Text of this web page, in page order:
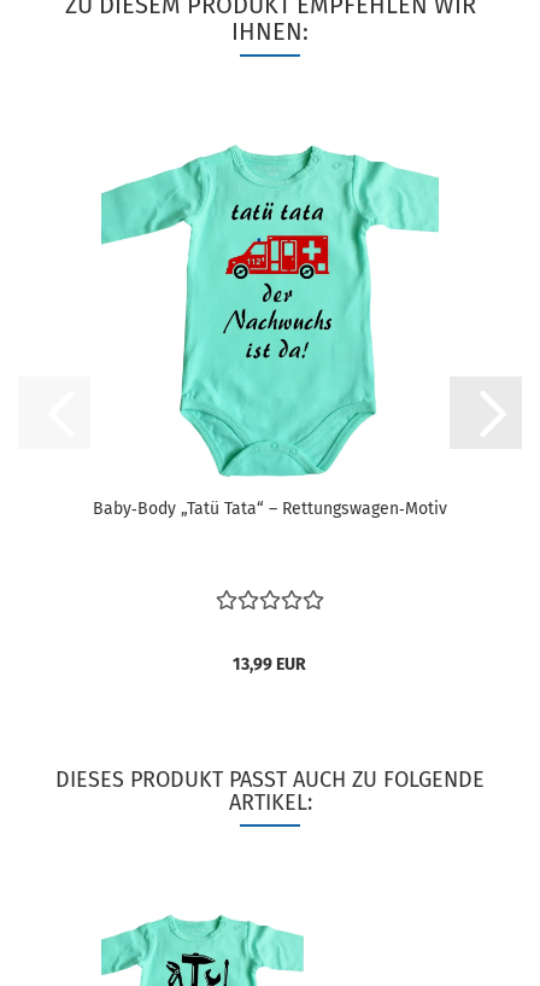
IHNEN:
Baby‑Body „Tatü Tata“ – Rettungswagen‑Motiv
13,99 EUR
DIESES PRODUKT PASST AUCH ZU FOLGENDE
ARTIKEL: